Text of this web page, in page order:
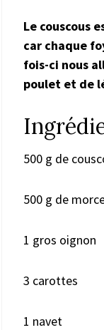
Le couscous
car chaque
fois-ci nous
poulet et de
500 g de
500 g de
1 gros oignon
3 carottes
1 navet